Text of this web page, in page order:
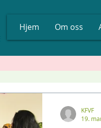
Hjem Om oss
KFVF
19.